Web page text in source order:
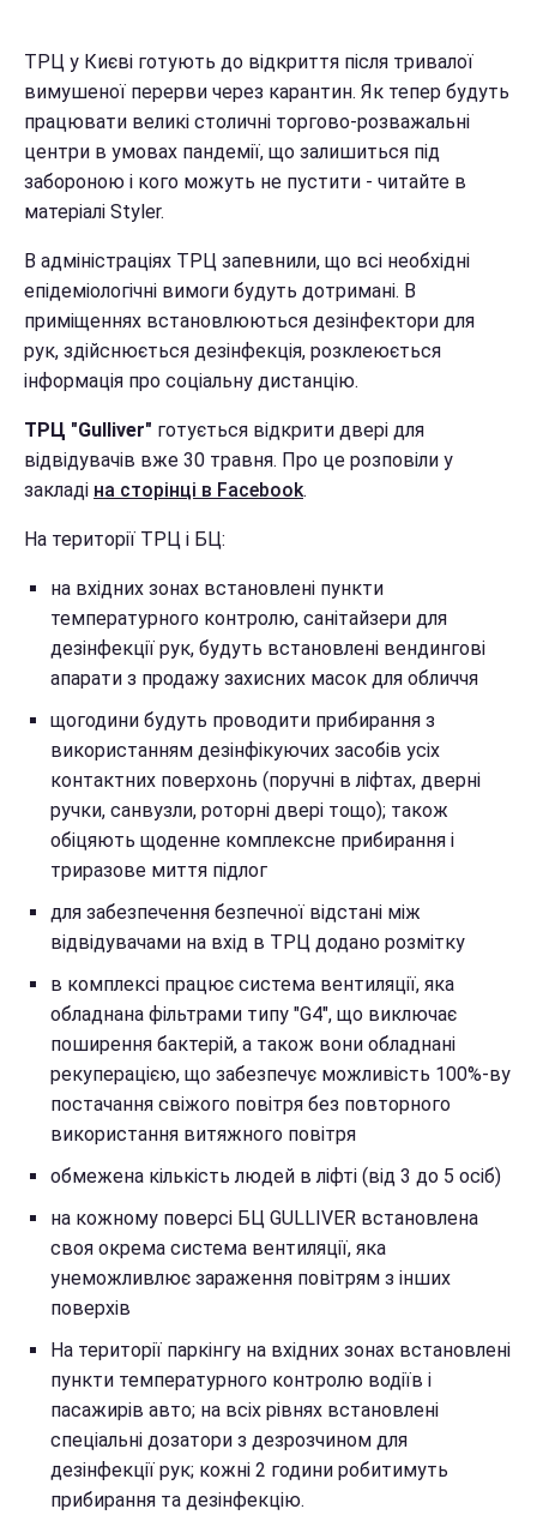
ТРЦ у Києві готують до відкриття після тривалої
вимушеної перерви через карантин. Як тепер будуть
працювати великі столичні торгово-розважальні
центри в умовах пандемії, що залишиться під
забороною і кого можуть не пустити - читайте в
матеріалі Styler.
В адміністраціях ТРЦ запевнили, що всі необхідні
епідеміологічні вимоги будуть дотримані. В
приміщеннях встановлюються дезінфектори для
рук, здійснюється дезінфекція, розклеюється
інформація про соціальну дистанцію.
ТРЦ "Gulliver" готується відкрити двері для
відвідувачів вже 30 травня. Про це розповіли у
закладі на сторінці в Facebook.
На території ТРЦ і БЦ:
на вхідних зонах встановлені пункти
температурного контролю, санітайзери для
дезінфекції рук, будуть встановлені вендингові
апарати з продажу захисних масок для обличчя
щогодини будуть проводити прибирання з
використанням дезінфікуючих засобів усіх
контактних поверхонь (поручні в ліфтах, дверні
ручки, санвузли, роторні двері тощо); також
обіцяють щоденне комплексне прибирання і
триразове миття підлог
для забезпечення безпечної відстані між
відвідувачами на вхід в ТРЦ додано розмітку
в комплексі працює система вентиляції, яка
обладнана фільтрами типу "G4", що виключає
поширення бактерій, а також вони обладнані
рекуперацією, що забезпечує можливість 100%-ву
постачання свіжого повітря без повторного
використання витяжного повітря
обмежена кількість людей в ліфті (від 3 до 5 осіб)
на кожному поверсі БЦ GULLIVER встановлена
своя окрема система вентиляції, яка
унеможливлює зараження повітрям з інших
поверхів
На території паркінгу на вхідних зонах встановлені
пункти температурного контролю водіїв і
пасажирів авто; на всіх рівнях встановлені
спеціальні дозатори з дезрозчином для
дезінфекції рук; кожні 2 години робитимуть
прибирання та дезінфекцію.